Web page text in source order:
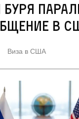
в
Виза в США